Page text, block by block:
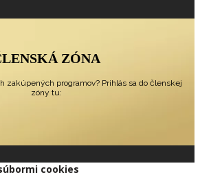
ZÓNA
zakúpených programov? Prihlás sa do členskej
zóny tu:
cookies